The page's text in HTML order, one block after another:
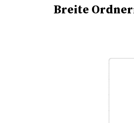
Breite